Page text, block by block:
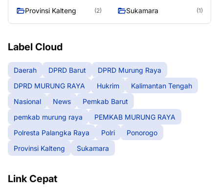
Provinsi Kalteng (2) Sukamara (1)
Label Cloud
Daerah DPRD Barut
DPRD Murung Raya
DPRD MURUNG RAYA
Hukrim
Kalimantan Tengah
Nasional
News
Pemkab Barut
pemkab murung raya
PEMKAB MURUNG RAYA
Polresta Palangka Raya
Polri
Ponorogo
Provinsi Kalteng
Sukamara
Link Cepat